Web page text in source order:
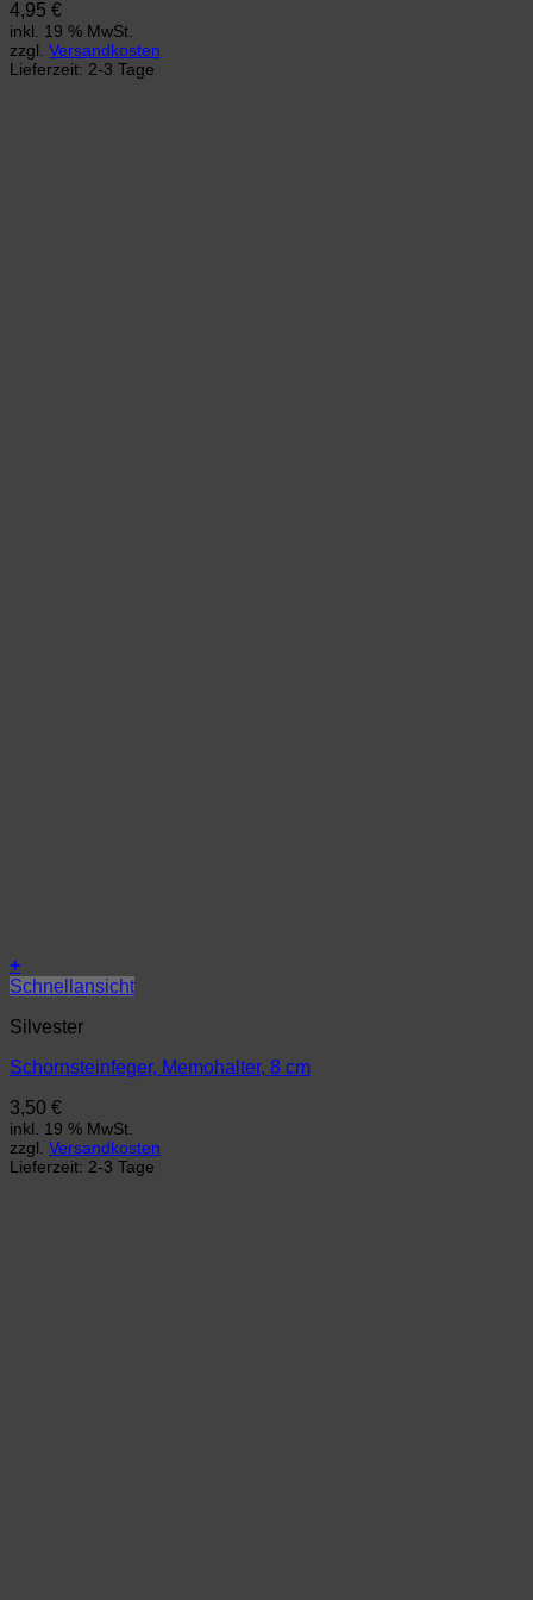
4,95 €
inkl. 19 % MwSt.
zzgl. Versandkosten
Lieferzeit: 2-3 Tage
+
Schnellansicht
Silvester
Schornsteinfeger, Memohalter, 8 cm
3,50 €
inkl. 19 % MwSt.
zzgl. Versandkosten
Lieferzeit: 2-3 Tage